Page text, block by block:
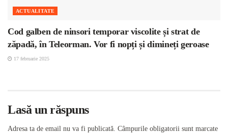
ACTUALITATE
Cod galben de ninsori temporar viscolite și strat de
zăpadă, în Teleorman. Vor fi nopți și dimineți geroase
17 februarie 2025
Lasă un răspuns
Adresa ta de email nu va fi publicată. Câmpurile obligatorii sunt marcate